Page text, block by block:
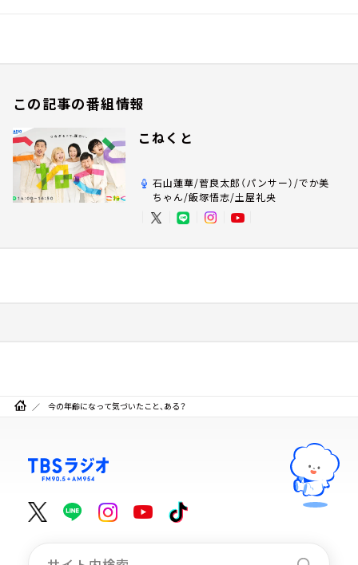
この記事の番組情報
こねくと
石山蓮華/菅良太郎（パンサー）/でか美
ちゃん/飯塚悟志/土屋礼央
今の年齢になって気づいたこと、ある？